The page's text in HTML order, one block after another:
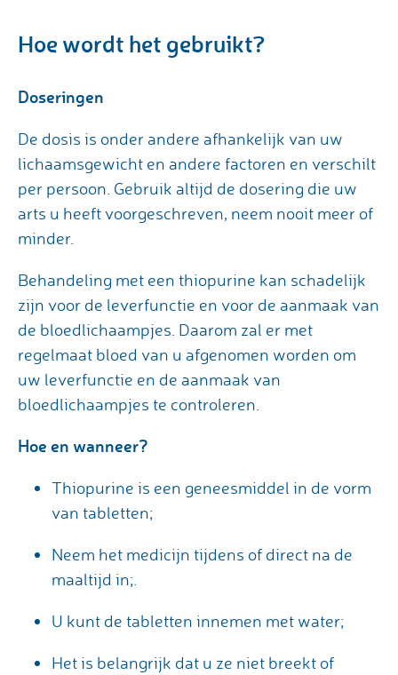
Hoe wordt het gebruikt?
Doseringen
De dosis is onder andere afhankelijk van uw
lichaamsgewicht en andere factoren en verschilt
per persoon. Gebruik altijd de dosering die uw
arts u heeft voorgeschreven, neem nooit meer of
minder.
Behandeling met een thiopurine kan schadelijk
zijn voor de leverfunctie en voor de aanmaak van
de bloedlichaampjes. Daarom zal er met
regelmaat bloed van u afgenomen worden om
uw leverfunctie en de aanmaak van
bloedlichaampjes te controleren.
Hoe en wanneer?
Thiopurine is een geneesmiddel in de vorm
van tabletten;
Neem het medicijn tijdens of direct na de
maaltijd in;.
U kunt de tabletten innemen met water;
Het is belangrijk dat u ze niet breekt of